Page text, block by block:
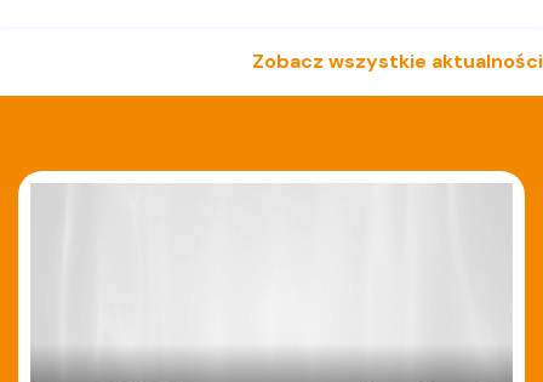
Zobacz wszystkie aktualności